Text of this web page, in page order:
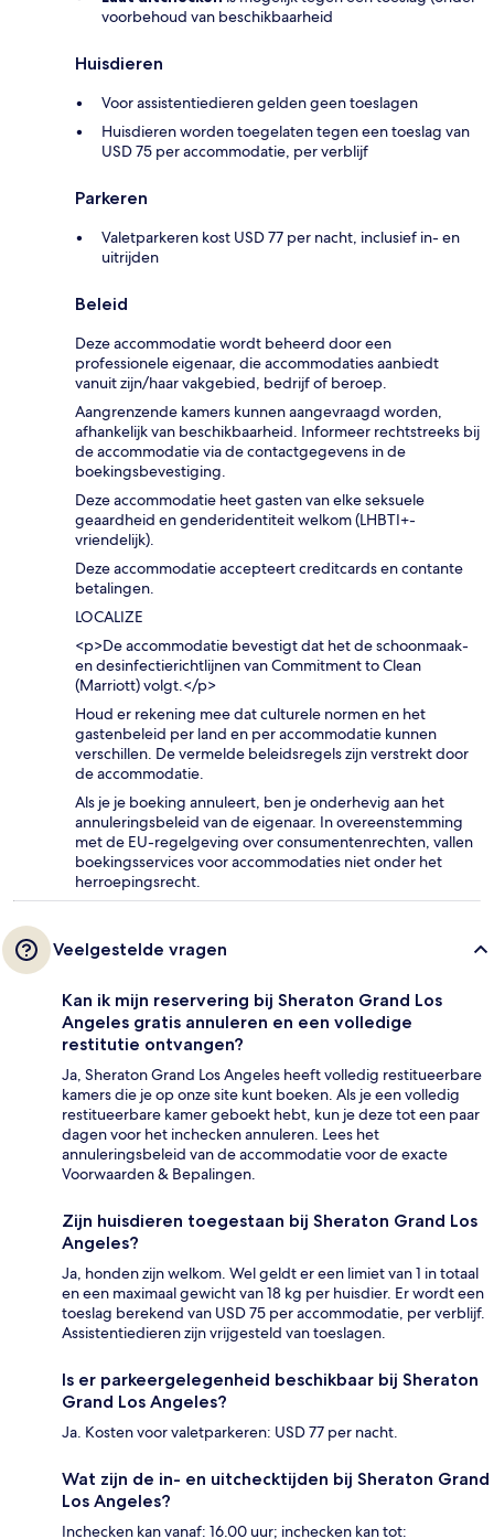
voorbehoud van beschikbaarheid
Huisdieren
Voor assistentiedieren gelden geen toeslagen
Huisdieren worden toegelaten tegen een toeslag van
USD 75 per accommodatie, per verblijf
Parkeren
Valetparkeren kost USD 77 per nacht, inclusief in- en
uitrijden
Beleid
Deze accommodatie wordt beheerd door een
professionele eigenaar, die accommodaties aanbiedt
vanuit zijn/haar vakgebied, bedrijf of beroep.
Aangrenzende kamers kunnen aangevraagd worden,
afhankelijk van beschikbaarheid. Informeer rechtstreeks bij
de accommodatie via de contactgegevens in de
boekingsbevestiging.
Deze accommodatie heet gasten van elke seksuele
geaardheid en genderidentiteit welkom (LHBTI+-
vriendelijk).
Deze accommodatie accepteert creditcards en contante
betalingen.
LOCALIZE
<p>De accommodatie bevestigt dat het de schoonmaak-
en desinfectierichtlijnen van Commitment to Clean
(Marriott) volgt.</p>
Houd er rekening mee dat culturele normen en het
gastenbeleid per land en per accommodatie kunnen
verschillen. De vermelde beleidsregels zijn verstrekt door
de accommodatie.
Als je je boeking annuleert, ben je onderhevig aan het
annuleringsbeleid van de eigenaar. In overeenstemming
met de EU-regelgeving over consumentenrechten, vallen
boekingsservices voor accommodaties niet onder het
herroepingsrecht.
Veelgestelde vragen
Kan ik mijn reservering bij Sheraton Grand Los
Angeles gratis annuleren en een volledige
restitutie ontvangen?
Ja, Sheraton Grand Los Angeles heeft volledig restitueerbare
kamers die je op onze site kunt boeken. Als je een volledig
restitueerbare kamer geboekt hebt, kun je deze tot een paar
dagen voor het inchecken annuleren. Lees het
annuleringsbeleid van de accommodatie voor de exacte
Voorwaarden & Bepalingen.
Zijn huisdieren toegestaan bij Sheraton Grand Los
Angeles?
Ja, honden zijn welkom. Wel geldt er een limiet van 1 in totaal
en een maximaal gewicht van 18 kg per huisdier. Er wordt een
toeslag berekend van USD 75 per accommodatie, per verblijf.
Assistentiedieren zijn vrijgesteld van toeslagen.
Is er parkeergelegenheid beschikbaar bij Sheraton
Grand Los Angeles?
Ja. Kosten voor valetparkeren: USD 77 per nacht.
Wat zijn de in- en uitchecktijden bij Sheraton Grand
Los Angeles?
Inchecken kan vanaf: 16.00 uur; inchecken kan tot: